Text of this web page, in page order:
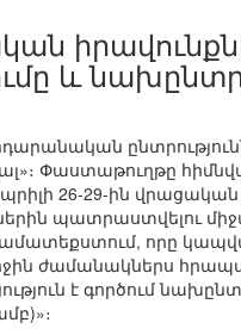
և
Փաստաթուղթը
26-29-ին վրացական
պատրաստվելու
որը
ժամանակներս
է գործում